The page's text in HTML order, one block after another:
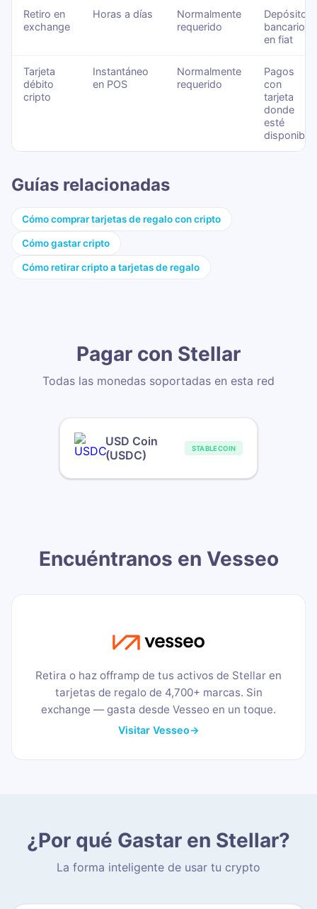
Retiro en
exchange
Horas a días
Normalmente
requerido
Depósitos
bancarios
en fiat
Tarjeta
débito
cripto
Instantáneo
en POS
Normalmente
requerido
Pagos
con
tarjeta
donde
esté
disponible
Guías relacionadas
Cómo comprar tarjetas de regalo con cripto
Cómo gastar cripto
Cómo retirar cripto a tarjetas de regalo
Pagar con Stellar
Todas las monedas soportadas en esta red
USD Coin
(USDC)
STABLECOIN
Encuéntranos en Vesseo
Retira o haz offramp de tus activos de Stellar en
tarjetas de regalo de 4,700+ marcas. Sin
exchange — gasta desde Vesseo en un toque.
Visitar Vesseo→
¿Por qué Gastar en Stellar?
La forma inteligente de usar tu crypto